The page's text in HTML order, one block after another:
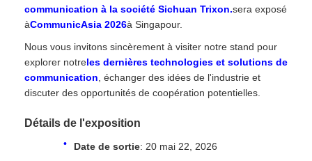
communication à la société Sichuan Trixon.sera exposé
àCommunicAsia 2026à Singapour.
Nous vous invitons sincèrement à visiter notre stand pour
explorer notreles dernières technologies et solutions de
communication , échanger des idées de l'industrie et
discuter des opportunités de coopération potentielles.
Détails de l'exposition
Date de sortie: 20 mai 22, 2026